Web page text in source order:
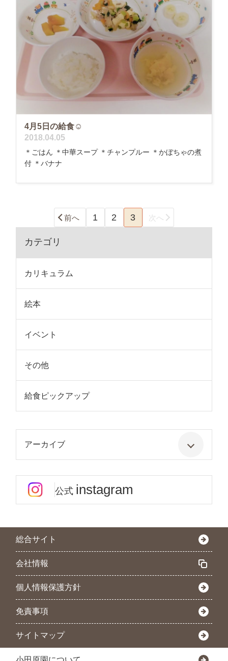
4月5日の給食☺
2018.04.05
＊ごはん ＊中華スープ ＊チャンプルー ＊かぼちゃの煮
付 ＊バナナ
前へ 1 2 3 次へ
カテゴリ
カリキュラム
絵本
イベント
その他
給食ピックアップ
アーカイブ
公式 instagram
総合サイト
会社情報
個人情報保護方針
免責事項
サイトマップ